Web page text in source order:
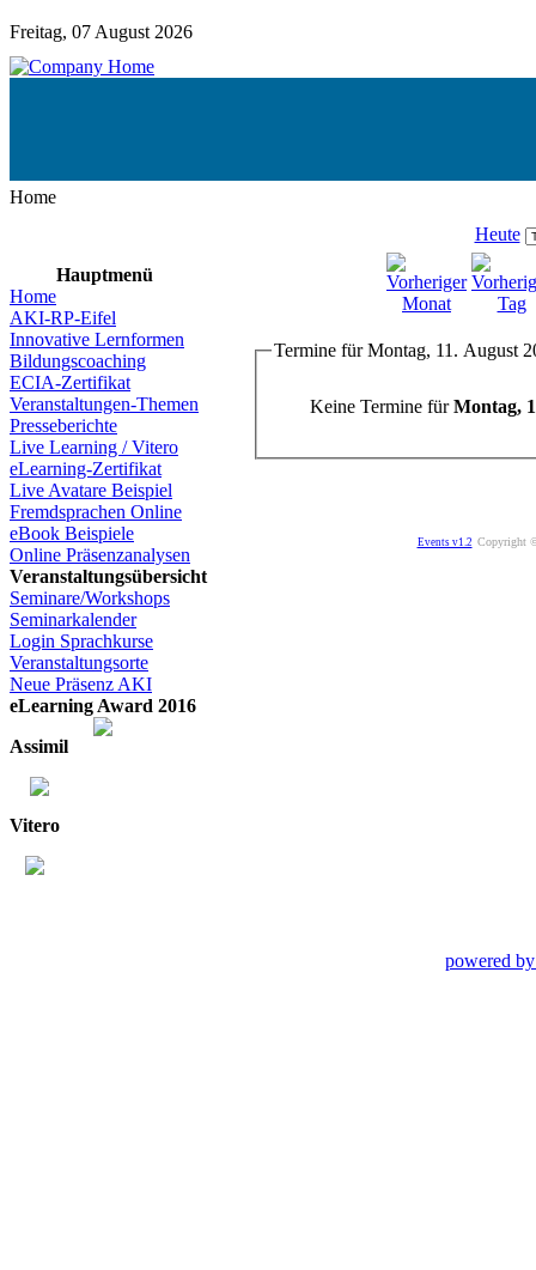
Freitag, 07 August 2026
Home
Hauptmenü
Home
AKI-RP-Eifel
Innovative Lernformen
Bildungscoaching
ECIA-Zertifikat
Veranstaltungen-Themen
Presseberichte
Live Learning / Vitero
eLearning-Zertifikat
Live Avatare Beispiel
Fremdsprachen Online
eBook Beispiele
Online Präsenzanalysen
Veranstaltungsübersicht
Seminare/Workshops
Seminarkalender
Login Sprachkurse
Veranstaltungsorte
Neue Präsenz AKI
eLearning Award 2016
Assimil
Vitero
Heute
Termine für Montag, 11. August
Keine Termine fürMontag,
Events v1.2 Copyright
powered